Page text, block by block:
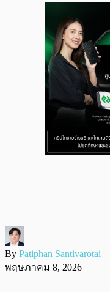
By Patiphan Santivarotai
พฤษภาคม 8, 2026